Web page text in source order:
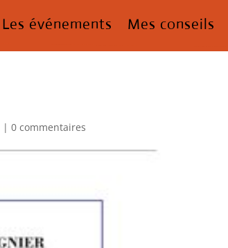
Les événements Mes conseils
|0 commentaires